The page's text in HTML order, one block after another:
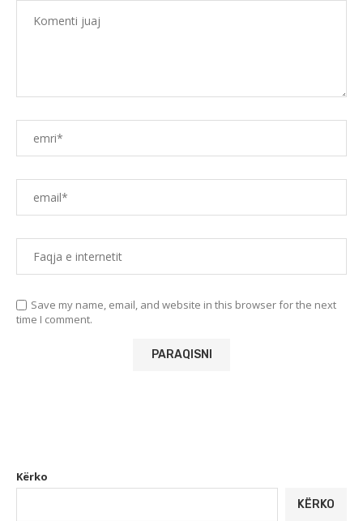
Save my name, email, and website in this browser for the next
time I comment.
Kërko
KËRKO